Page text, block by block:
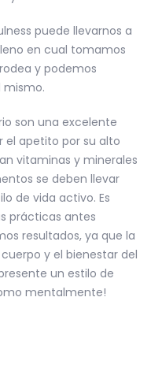
puede llevarnos a
en cual tomamos
y podemos
mismo.
son una excelente
el apetito por su alto
vitaminas y minerales
se deben llevar
de vida activo. Es
prácticas antes
resultados, ya que la
y el bienestar del
un estilo de
mentalmente!